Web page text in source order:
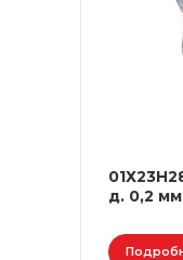
д. 0,2 мм